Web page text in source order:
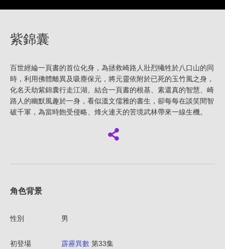
紫錦囊
百世經綸一頁書的首位化身，為拯救崎路人壯烈犧牲於八口山的同
時，利用佛體離異及吸塵保元，將元靈依附於已死的玉竹風之身，
化名天劫紫錦囊行走江湖。結合一頁書的根基、素還真的智慧、崎
路人的幽默風趣於一身，看似溫文儒雅的書生，卻每每在談笑間智
破千軍，為當時飽受侵略、烽火連天的苦境武林帶來一線生機。
角色背景
性別 男
初登場 霹靂異數 第33集